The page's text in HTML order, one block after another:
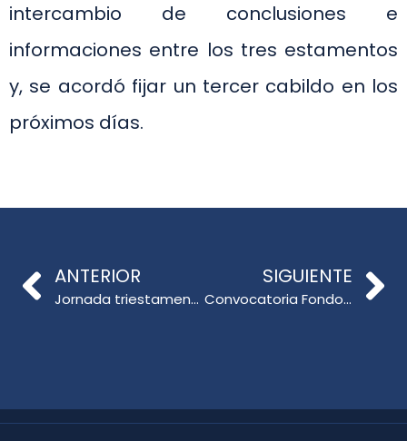
intercambio de conclusiones e
informaciones entre los tres estamentos
y, se acordó fijar un tercer cabildo en los
próximos días.
ANTERIOR
Jornada triestamental para crear una visión de formación inicial
SIGUIENTE
Convocatoria Fondos Concursables FID 2019